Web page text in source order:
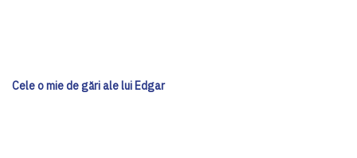
Cele o mie de gări ale lui Edgar